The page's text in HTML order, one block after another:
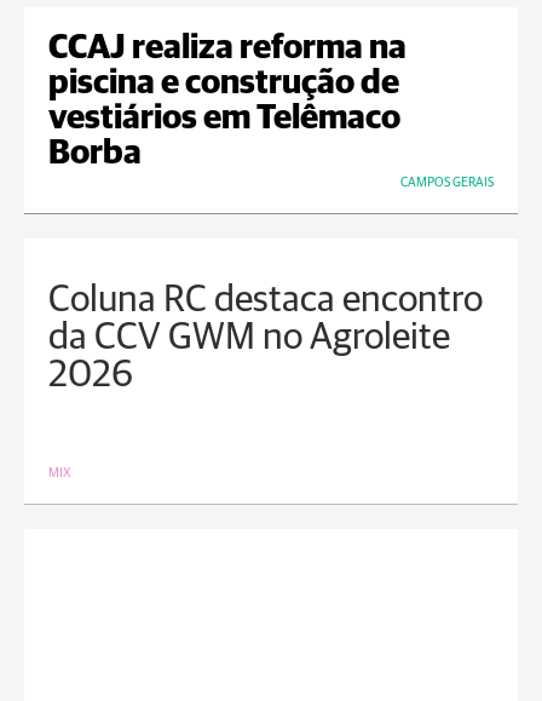
CCAJ realiza reforma na
piscina e construção de
vestiários em Telêmaco
Borba
CAMPOS GERAIS
Coluna RC destaca encontro
da CCV GWM no Agroleite
2026
MIX